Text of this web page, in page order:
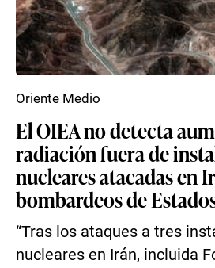
El OIEA no detecta
radiación fuera de
nucleares atacadas en
bombardeos de
“Tras los ataques a tres
nucleares en Irán, incluida
Oriente Medio